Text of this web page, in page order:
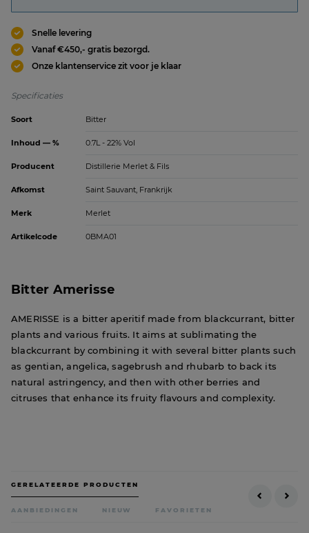
Snelle levering
Vanaf €450,- gratis bezorgd.
Onze klantenservice zit voor je klaar
Specificaties
Soort Bitter
Inhoud — % 0.7L - 22% Vol
Producent Distillerie Merlet & Fils
Afkomst Saint Sauvant, Frankrijk
Merk Merlet
Artikelcode 0BMA01
Bitter Amerisse
AMERISSE is a bitter aperitif made from blackcurrant, bitter
plants and various fruits. It aims at sublimating the
blackcurrant by combining it with several bitter plants such
as gentian, angelica, sagebrush and rhubarb to back its
natural astringency, and then with other berries and
citruses that enhance its fruity flavours and complexity.
GERELATEERDE PRODUCTEN
AANBIEDINGEN NIEUW FAVORIETEN